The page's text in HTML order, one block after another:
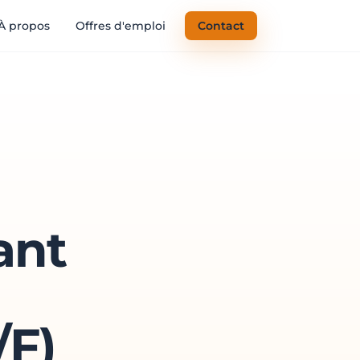
propos Offres d'emploi Contact